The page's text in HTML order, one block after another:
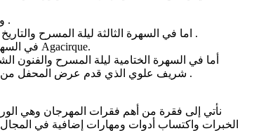
وتلتها السهرة الثانية بنغفس العدد تقريبا وهي ليلة المسرح والتراث المادي قدمت جمعية المسرح الصغير بمدنين عرض فرجوي ” العرس ” أو الجمرة الأولى .
اما في السهرة الثالثة ليلة المسرح والتاريخ الوطني فكانت من نصيب نجم المرح والدراما صالح الجدي من خلال عرض ملحمي “العروش” لمركز الفنون الدرامية والركحية بقابس بطولة صالح الجدي .
في السهرة قبل الأخيرة في ليلة المسرح وفنون السرك كانت المفاجئة بأن عدد الجماهير الحاضرة فاق الستة آلاف متفرج قدموا لاكتشاف عرض سيرك فوق القمر Agacirque.
أما في السهرة الختامية ليلة المسرح والفنون
شريف علوي الذي قدم عرض المحفل من خلال عرض موسيقي ورقص تراثي من جربة وغنت معه المطربة التونسية الصاعدة هيلين المقيمة بين جربة وباريس بحضور السيد معز العبيدي والي قبلي .
نأتي إلى فقرة من أهم فقرات المهرجان وهي
الخبرات واكتساب أدوات ومهارات إضافية في